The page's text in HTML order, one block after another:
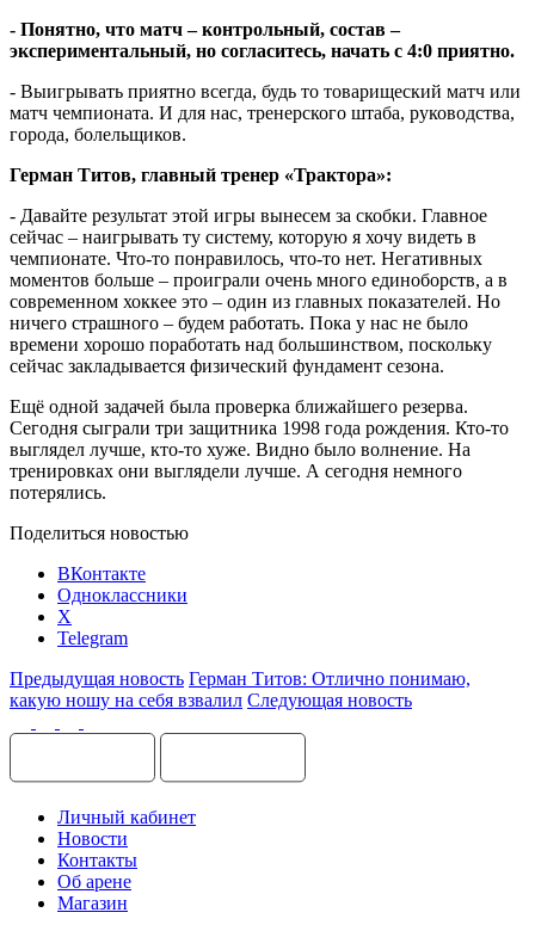
- Понятно, что матч – контрольный, состав –
экспериментальный, но согласитесь, начать с 4:0 приятно.
- Выигрывать приятно всегда, будь то товарищеский матч или
матч чемпионата. И для нас, тренерского штаба, руководства,
города, болельщиков.
Герман Титов, главный тренер «Трактора»:
- Давайте результат этой игры вынесем за скобки. Главное
сейчас – наигрывать ту систему, которую я хочу видеть в
чемпионате. Что-то понравилось, что-то нет. Негативных
моментов больше – проиграли очень много единоборств, а в
современном хоккее это – один из главных показателей. Но
ничего страшного – будем работать. Пока у нас не было
времени хорошо поработать над большинством, поскольку
сейчас закладывается физический фундамент сезона.
Ещё одной задачей была проверка ближайшего резерва.
Сегодня сыграли три защитника 1998 года рождения. Кто-то
выглядел лучше, кто-то хуже. Видно было волнение. На
тренировках они выглядели лучше. А сегодня немного
потерялись.
Поделиться новостью
ВКонтакте
Одноклассники
X
Telegram
Предыдущая новость Герман Титов: Отлично понимаю,
какую ношу на себя взвалил Следующая новость
Личный кабинет
Новости
Контакты
Об арене
Магазин